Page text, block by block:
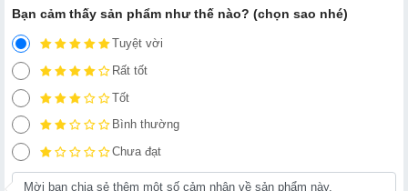
Bạn cảm thấy sản phẩm như thế nào? (chọn sao nhé)
Tuyệt vời
Rất tốt
Tốt
Bình thường
Chưa đạt